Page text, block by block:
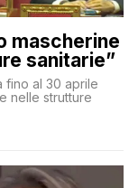
mascherine
sanitarie”
fino al 30 aprile
nelle strutture